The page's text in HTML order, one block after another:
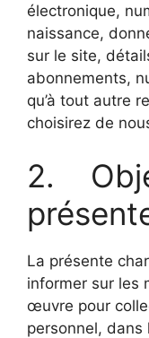
électronique,
naissance,
sur le site,
abonnements,
qu’à tout autre
choisirez de
2.
La présente
informer sur les
œuvre pour
personnel,